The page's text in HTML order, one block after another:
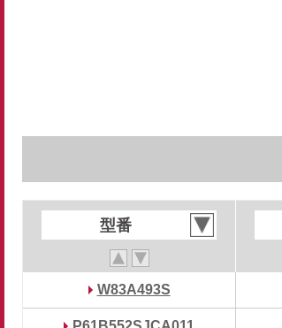
型番
W83A493S
型番
W83A493S